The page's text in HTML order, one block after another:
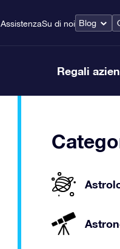
AssistenzaSu di noi Blog
Regali